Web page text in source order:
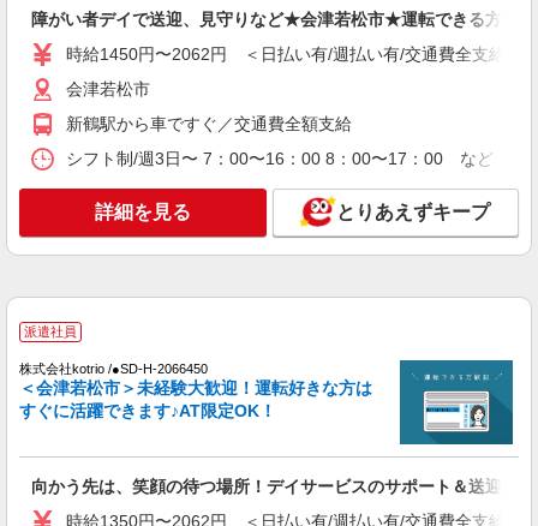
会津若松市 その他多数
キープ
派遣社員
株式会社kotrio /●SD-H-1896306
得の報酬、充実研修♪
時給1450円〜2062円 ＜日払い有/週払い有/交
通費全支給(ガソリン代含む)＞
派遣社員
株式会社kotrio /●SD-H-2066286
≪会津若松市≫日勤のみ＆残業ナシ！お迎えに
時給1350円〜2062円 ＜日払い有/週払い有/交
通費全支給(ガソリン代含む)＞
障がい者デイで送迎、見守りなど★会津若松市★運転できる方急募
時給1450円〜2062円 ＜日払い有/週払い有/交通費全支給(ガ
会津若松市
新鶴駅から車ですぐ／交通費全額支給
シフト制/週3日〜 7：00〜16：00 8：00〜17：00 など （休
詳細を見る とりあえずキープ
派遣社員
株式会社kotrio /●SD-H-2066450
＜会津若松市＞未経験大歓迎！運転好きな方は
すぐに活躍できます♪AT限定OK！
向かう先は、笑顔の待つ場所！デイサービスのサポート＆送迎
時給1350円〜2062円 ＜日払い有/週払い有/交通費全支給(ガ